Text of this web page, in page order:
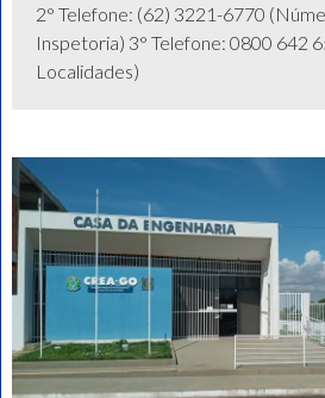
2° Telefone: (62) 3221-6770
Inspetoria) 3° Telefone: 0800 642
Localidades)